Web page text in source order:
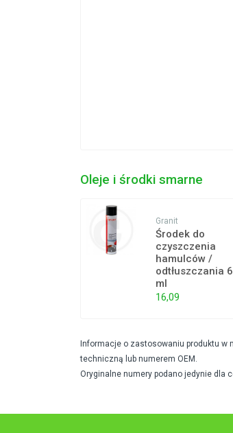
Oleje i środki smarne
Granit
Środek do
czyszczenia
hamulców /
odtłuszczania
ml
16,09
Informacje o zastosowaniu produktu w
techniczną lub numerem OEM.
Oryginalne numery podano jedynie dla